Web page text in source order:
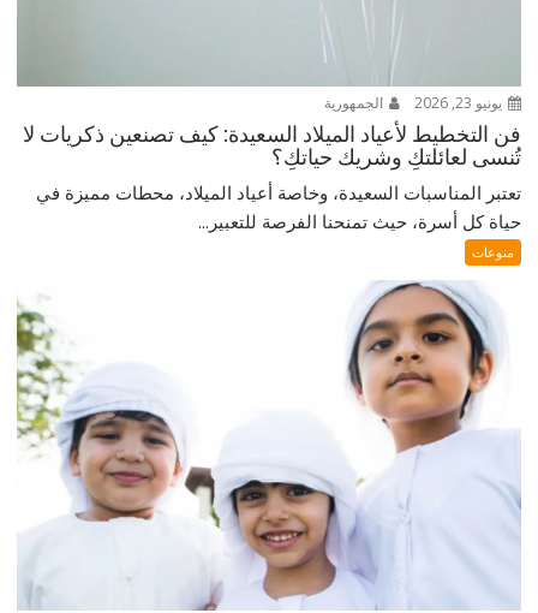
يونيو 23, 2026 الجمهورية
فن التخطيط لأعياد الميلاد السعيدة: كيف تصنعين ذكريات لا
تُنسى لعائلتكِ وشريك حياتكِ؟
تعتبر المناسبات السعيدة، وخاصة أعياد الميلاد، محطات مميزة في
حياة كل أسرة، حيث تمنحنا الفرصة للتعبير...
منوعات